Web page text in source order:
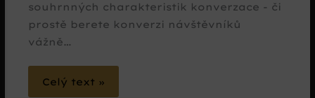
souhrnných charakteristik konverzace - či
prostě berete konverzi návštěvníků
vážně…
Celý text »